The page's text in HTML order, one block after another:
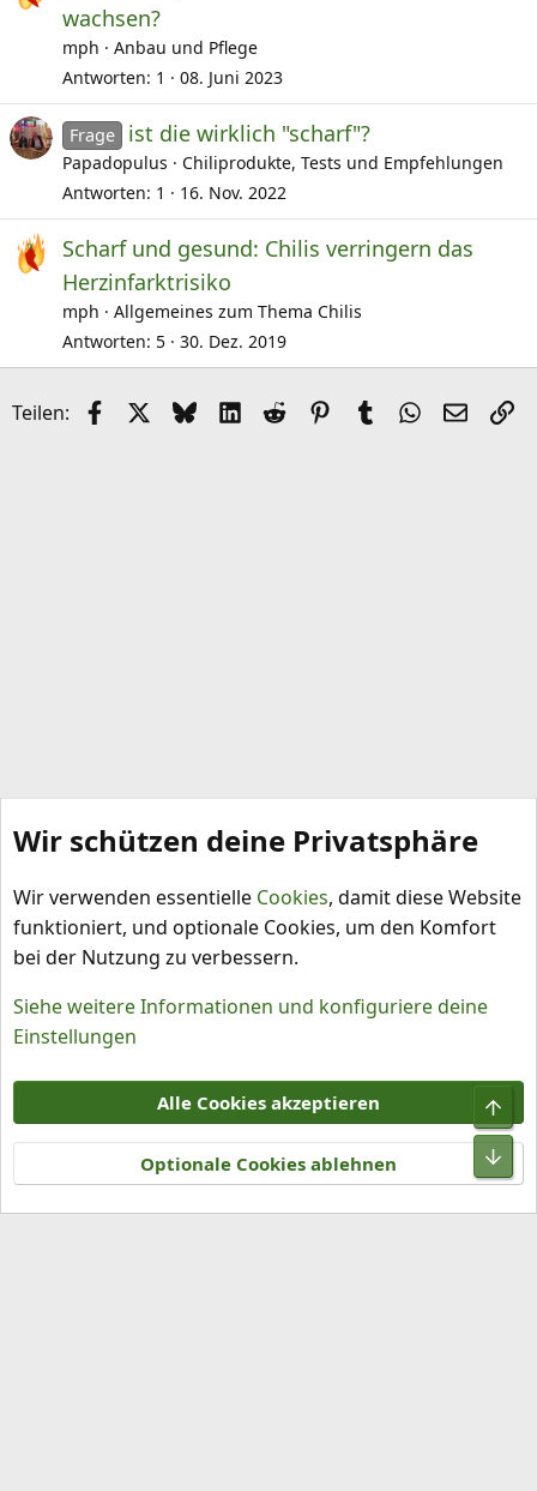
wachsen?
mph
Anbau und Pflege
Antworten 1 08. Juni 2023
Frage ist die wirklich "scharf"?
Papadopulus
Chiliprodukte, Tests und Empfehlungen
Antworten 1 16. Nov. 2022
Scharf und gesund: Chilis verringern das
Herzinfarktrisiko
mph
Allgemeines zum Thema Chilis
Antworten 5 30. Dez. 2019
Teilen: FacebookX (Twitter)
BlueskyLinkedIn
Reddit Pinterest
Tumblr WhatsApp
E-Mail
Sonstiges und Smalltalk
Nutzungsbedingungen
Datenschutz
Hilfe und Impressum
R
S
S
Community platform by XenForo® © 2010-2026 XenForo Ltd.
Wir schützen deine Privatsphäre
Wir verwenden essentielle Cookies, damit diese Website
funktioniert, und optionale Cookies, um den Komfort
bei der Nutzung zu verbessern.
Siehe weitere Informationen und konfiguriere deine
Einstellungen
Alle Cookies akzeptieren
Optionale Cookies ablehnen